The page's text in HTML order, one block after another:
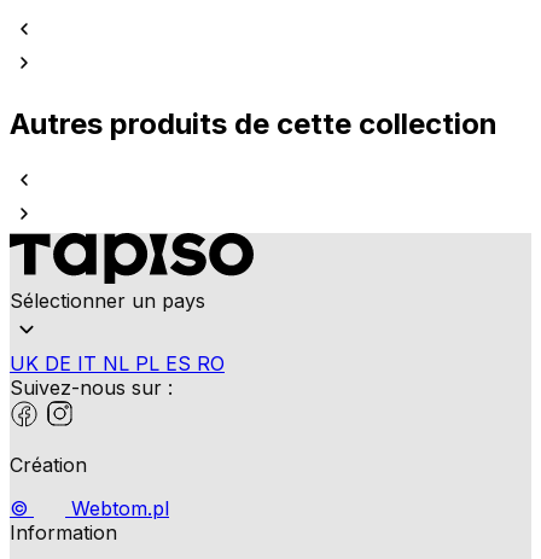
Autres produits de cette collection
Sélectionner un pays
UK DE IT NL PL ES RO
Suivez-nous sur :
Création
©
Webtom.pl
Information